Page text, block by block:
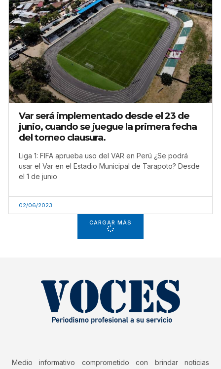
Var será implementado desde el 23 de
junio, cuando se juegue la primera fecha
del torneo clausura.
Liga 1: FIFA aprueba uso del VAR en Perú ¿Se podrá
usar el Var en el Estadio Municipal de Tarapoto? Desde
el 1 de junio
02/06/2023
CARGAR MÁS
Medio informativo comprometido con brindar noticias